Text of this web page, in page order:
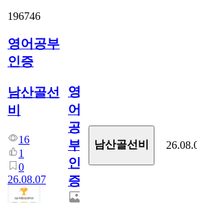
196746
영어공부
인증
남산골선
비
16
1
0
26.08.07
영
어
공
부
인
증
남산골선비